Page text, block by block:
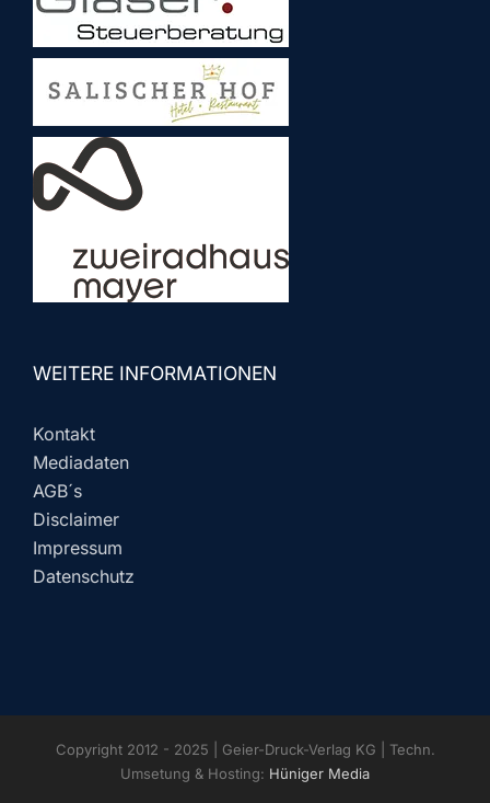
WEITERE INFORMATIONEN
Kontakt
Mediadaten
AGB´s
Disclaimer
Impressum
Datenschutz
Copyright 2012 - 2025 | Geier-Druck-Verlag KG | Techn.
Umsetung & Hosting: Hüniger Media